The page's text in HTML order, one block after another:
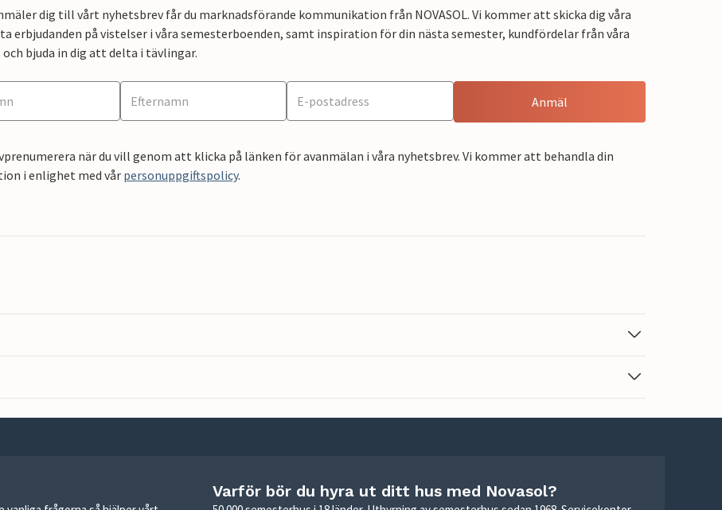
dig till vårt nyhetsbrev får du marknadsförande kommunikation från NOVASOL. Vi kommer att skicka dig våra
erbjudanden på vistelser i våra semesterboenden, samt inspiration för din nästa semester, kundfördelar från våra
bjuda in dig att delta i tävlingar.
Anmäl
när du vill genom att klicka på länken för avanmälan i våra nyhetsbrev. Vi kommer att behandla din
i enlighet med vårpersonuppgiftspolicy.
Varför bör du hyra ut ditt hus med Novasol?